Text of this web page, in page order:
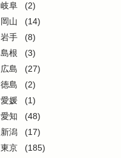
岐阜
(2)
岡山
(14)
岩手
(8)
島根
(3)
広島
(27)
徳島
(2)
愛媛
(1)
愛知
(48)
新潟
(17)
東京
(185)